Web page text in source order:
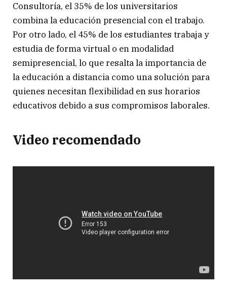
Consultoría, el 35% de los universitarios
combina la educación presencial con el trabajo.
Por otro lado, el 45% de los estudiantes trabaja y
estudia de forma virtual o en modalidad
semipresencial, lo que resalta la importancia de
la educación a distancia como una solución para
quienes necesitan flexibilidad en sus horarios
educativos debido a sus compromisos laborales.
Video recomendado